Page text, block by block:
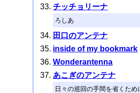
チッチョリーナ
ろしあ
田口のアンテナ
inside of my bookmark
Wonderantenna
あこぎのアンテナ
日々の巡回の手間を省くた